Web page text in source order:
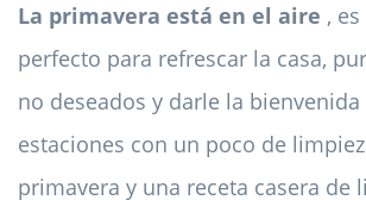
La primavera está en el aire ,
perfecto para refrescar la casa,
no deseados y darle la
estaciones con un poco de
primavera y una receta casera de